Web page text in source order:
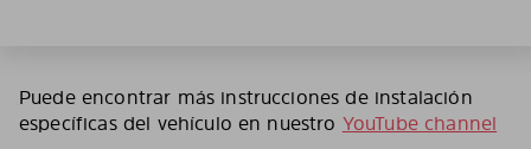
Puede encontrar más instrucciones de instalación
específicas del vehículo en nuestro YouTube channel